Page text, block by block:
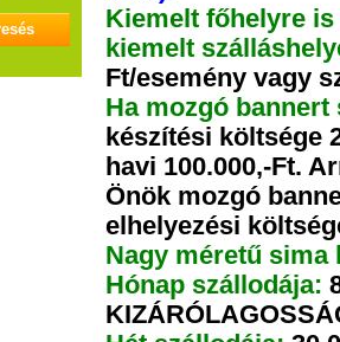
Kiemelt főhelyre
kiemelt
Ft/esemény vagy
Ha mozgó bannert
készítési költsége
havi 100.000,-Ft.
Önök mozgó
elhelyezési
Nagy méretű sima
Hónap szállodája: